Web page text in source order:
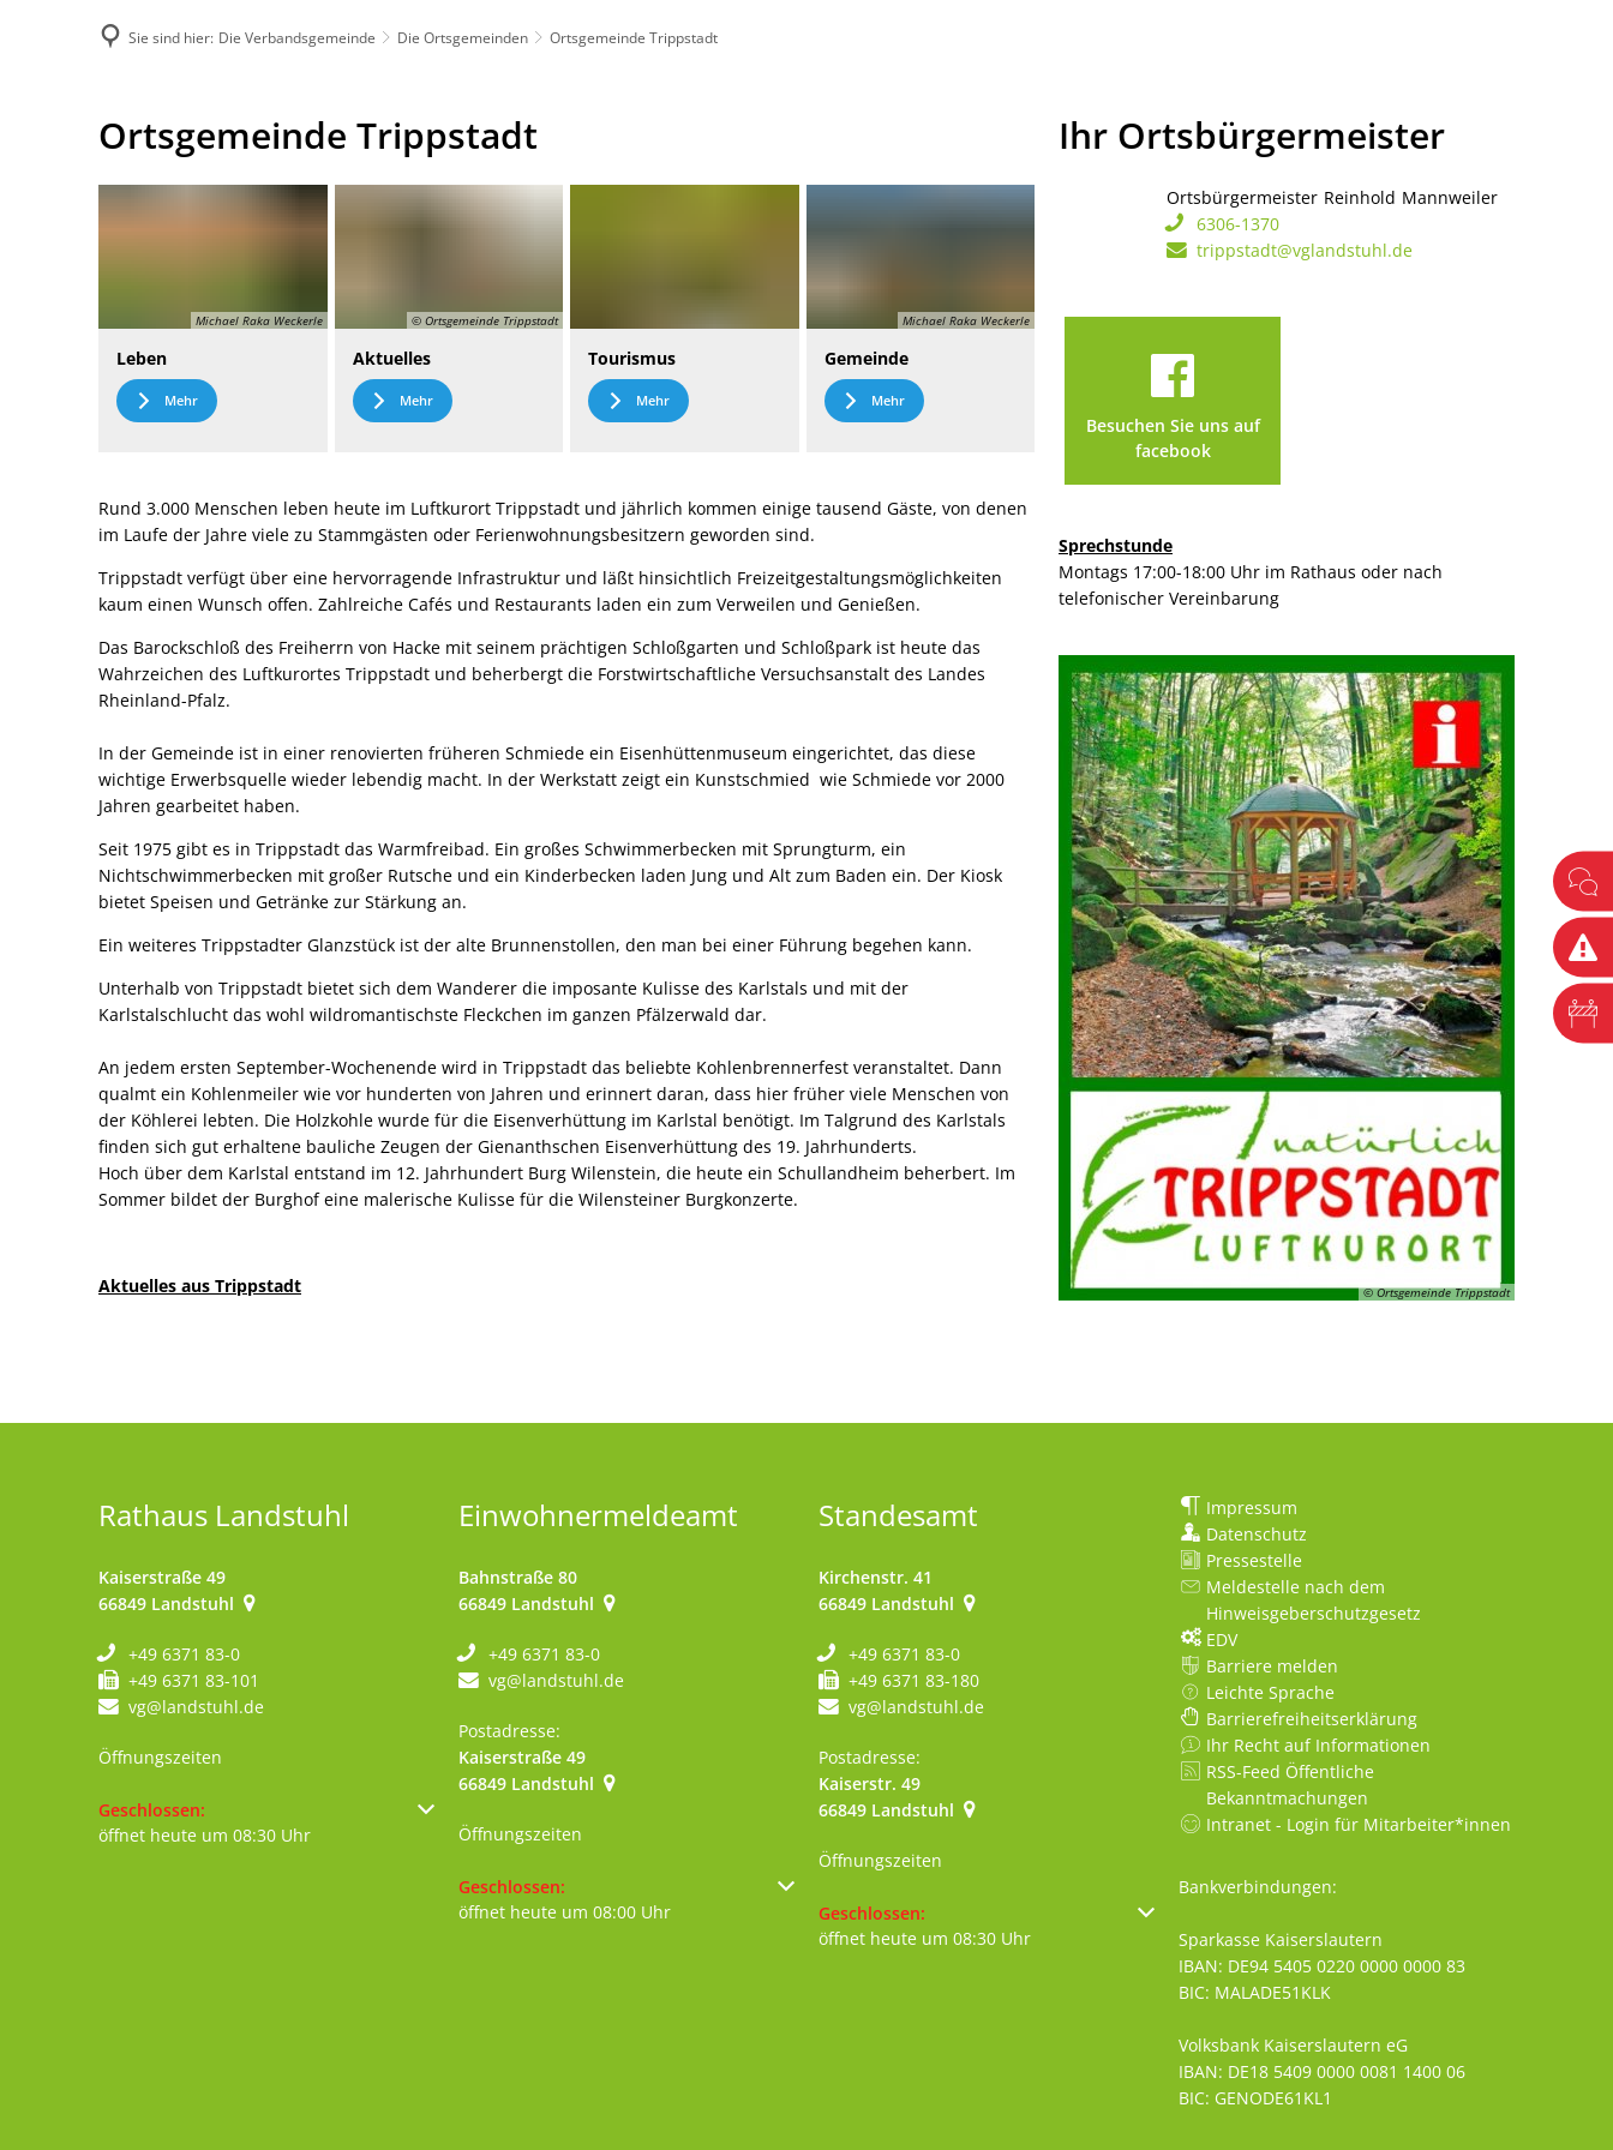
Sie sind hier: Die Verbandsgemeinde Die Ortsgemeinden Ortsgemeinde Trippstadt
Ortsgemeinde
Trippstadt
Ortsgemeinde Trippstadt
Michael Raka Weckerle
Leben
Mehr
© Ortsgemeinde Trippstadt
Aktuelles
Mehr
Tourismus
Mehr
Michael Raka Weckerle
Gemeinde
Mehr
Rund 3.000 Menschen leben heute im Luftkurort Trippstadt und jährlich kommen einige tausend Gäste, von denen
im Laufe der Jahre viele zu Stammgästen oder Ferienwohnungsbesitzern geworden sind.
Trippstadt verfügt über eine hervorragende Infrastruktur und läßt hinsichtlich Freizeitgestaltungsmöglichkeiten
kaum einen Wunsch offen. Zahlreiche Cafés und Restaurants laden ein zum Verweilen und Genießen.
Das Barockschloß des Freiherrn von Hacke mit seinem prächtigen Schloßgarten und Schloßpark ist heute das
Wahrzeichen des Luftkurortes Trippstadt und beherbergt die Forstwirtschaftliche Versuchsanstalt des Landes
Rheinland-Pfalz.
In der Gemeinde ist in einer renovierten früheren Schmiede ein Eisenhüttenmuseum eingerichtet, das diese
wichtige Erwerbsquelle wieder lebendig macht. In der Werkstatt zeigt ein Kunstschmied wie Schmiede vor 2000
Jahren gearbeitet haben.
Seit 1975 gibt es in Trippstadt das Warmfreibad. Ein großes Schwimmerbecken mit Sprungturm, ein
Nichtschwimmerbecken mit großer Rutsche und ein Kinderbecken laden Jung und Alt zum Baden ein. Der Kiosk
bietet Speisen und Getränke zur Stärkung an.
Ein weiteres Trippstadter Glanzstück ist der alte Brunnenstollen, den man bei einer Führung begehen kann.
Unterhalb von Trippstadt bietet sich dem Wanderer die imposante Kulisse des Karlstals und mit der
Karlstalschlucht das wohl wildromantischste Fleckchen im ganzen Pfälzerwald dar.
An jedem ersten September-Wochenende wird in Trippstadt das beliebte Kohlenbrennerfest veranstaltet. Dann
qualmt ein Kohlenmeiler wie vor hunderten von Jahren und erinnert daran, dass hier früher viele Menschen von
der Köhlerei lebten. Die Holzkohle wurde für die Eisenverhüttung im Karlstal benötigt. Im Talgrund des Karlstals
finden sich gut erhaltene bauliche Zeugen der Gienanthschen Eisenverhüttung des 19. Jahrhunderts.
Hoch über dem Karlstal entstand im 12. Jahrhundert Burg Wilenstein, die heute ein Schullandheim beherbert. Im
Sommer bildet der Burghof eine malerische Kulisse für die Wilensteiner Burgkonzerte.
Aktuelles aus Trippstadt
Ihr Ortsbürgermeister
Ortsbürgermeister Reinhold Mannweiler
6306-1370
trippstadt@vglandstuhl.de
Besuchen Sie uns auf
facebook
Sprechstunde
Montags 17:00-18:00 Uhr im Rathaus oder nach
telefonischer Vereinbarung
© Ortsgemeinde Trippstadt
Rathaus Landstuhl
Kaiserstraße 49
66849 Landstuhl
+49 6371 83-0
+49 6371 83-101
vg@landstuhl.de
Öffnungszeiten
Klicken, um weitere Öffnungs- oder Schließzeiten auszublenden
Geschlossen:
öffnet heute um 08:30 Uhr
Einwohnermeldeamt
Bahnstraße 80
66849 Landstuhl
+49 6371 83-0
vg@landstuhl.de
Postadresse:
Kaiserstraße 49
66849 Landstuhl
Öffnungszeiten
Klicken, um weitere Öffnungs- oder Schließzeiten auszublenden
Geschlossen:
öffnet heute um 08:00 Uhr
Standesamt
Kirchenstr. 41
66849 Landstuhl
+49 6371 83-0
+49 6371 83-180
vg@landstuhl.de
Postadresse:
Kaiserstr. 49
66849 Landstuhl
Öffnungszeiten
Klicken, um weitere Öffnungs- oder Schließzeiten auszublenden
Geschlossen:
öffnet heute um 08:30 Uhr
Impressum
Datenschutz
Pressestelle
Meldestelle nach dem
Hinweisgeberschutzgesetz
EDV
Barriere melden
Leichte Sprache
Barrierefreiheitserklärung
Ihr Recht auf Informationen
RSS-Feed Öffentliche
Bekanntmachungen
Intranet - Login für Mitarbeiter*innen
Bankverbindungen:
Sparkasse Kaiserslautern
IBAN: DE94 5405 0220 0000 0000 83
BIC: MALADE51KLK
Volksbank Kaiserslautern eG
IBAN: DE18 5409 0000 0081 1400 06
BIC: GENODE61KL1